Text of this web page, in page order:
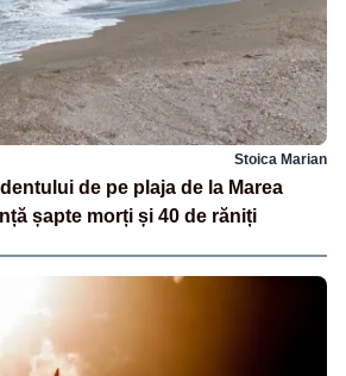
Stoica Marian
de pe plaja de la Marea
șapte morți și 40 de răniți